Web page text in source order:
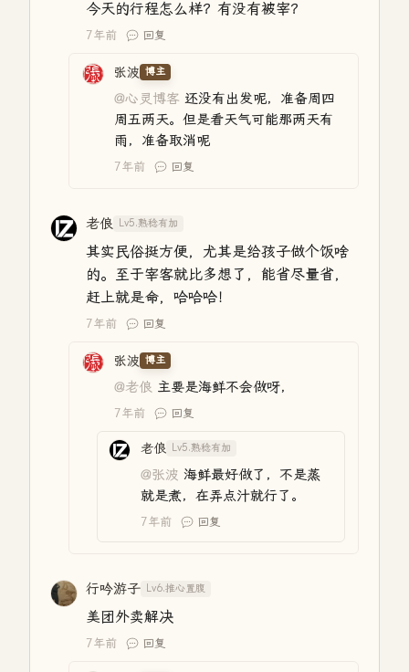
今天的行程怎么样？有没有被宰？
7年前 回复
张波 博主
@心灵博客 还没有出发呢，准备周四
周五两天。但是看天气可能那两天有
雨，准备取消呢
7年前 回复
老俍 Lv5.熟稔有加
其实民俗挺方便，尤其是给孩子做个饭啥
的。至于宰客就比多想了，能省尽量省，
赶上就是命，哈哈哈！
7年前 回复
张波 博主
@老俍 主要是海鲜不会做呀，
7年前 回复
老俍 Lv5.熟稔有加
@张波 海鲜最好做了，不是蒸
就是煮，在弄点汁就行了。
7年前 回复
行吟游子 Lv6.推心置腹
美团外卖解决
7年前 回复